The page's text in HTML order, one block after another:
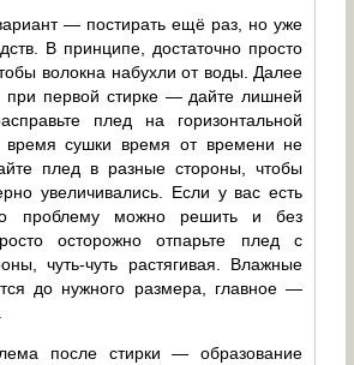
— постирать ещё раз, но уже
В принципе, достаточно просто
волокна набухли от воды. Далее
при первой стирке — дайте лишней
плед на горизонтальной
время сушки время от времени не
плед в разные стороны, чтобы
увеличивались. Если у вас есть
проблему можно решить и без
осторожно отпарьте плед с
чуть-чуть растягивая. Влажные
до нужного размера, главное —
после стирки — образование